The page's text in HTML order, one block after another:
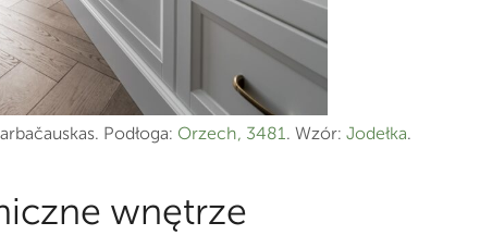
Podłoga: Orzech, 3481. Wzór: Jodełka.
wnętrze